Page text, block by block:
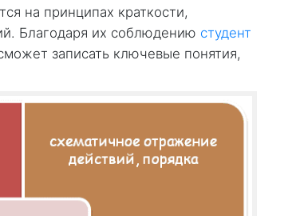
на принципах краткости,
Благодаря их соблюдению студент
записать ключевые понятия,